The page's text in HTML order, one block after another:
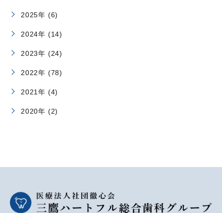
2025年 (6)
2024年 (14)
2023年 (24)
2022年 (78)
2021年 (4)
2020年 (2)